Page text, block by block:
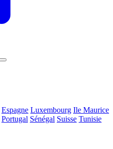
Espagne Luxembourg Ile Maurice
Portugal Sénégal Suisse Tunisie